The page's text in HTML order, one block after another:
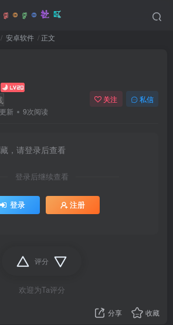
安卓软件 正文
新 9次阅读
关注 私信
，请登录后查看
登录后继续查看
登录 注册
评分
欢迎为Ta评分
分享 收藏